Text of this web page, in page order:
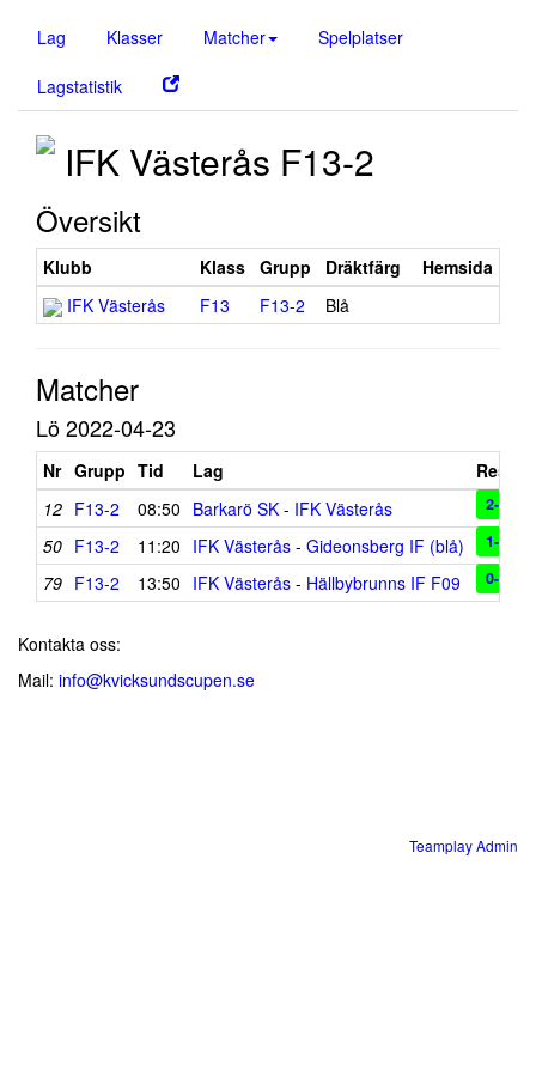
Lag Klasser Matcher Spelplatser
Lagstatistik
IFK Västerås F13-2
Översikt
Klubb Klass Grupp Dräktfärg
Hemsida
IFK Västerås
F13 F13-2 Blå
Matcher
Lö 2022-04-23
Nr Grupp Tid Lag
12 F13-2 08:50 Barkarö SK - IFK Västerås 2-0
50 F13-2 11:20 IFK Västerås - Gideonsberg IF (blå) 1-1
79 F13-2 13:50 IFK Västerås - Hällbybrunns IF F09 0-1
Kontakta oss:
Mail: info@kvicksundscupen.se
Teamplay Admin